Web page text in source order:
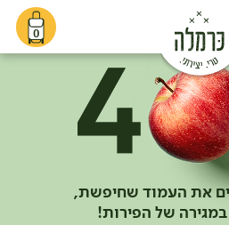
0
את העמוד שחיפשת,
של הפירות!